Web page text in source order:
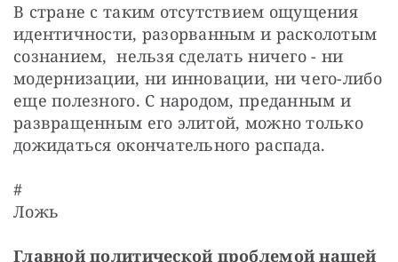
В стране с таким отсутствием ощущения
идентичности, разорванным и расколотым
сознанием,  нельзя сделать ничего - ни
модернизации, ни инновации, ни чего-либо
еще полезного. С народом, преданным и
развращенным его элитой, можно только
дожидаться окончательного распада.
#
Ложь
Главной политической проблемой нашей